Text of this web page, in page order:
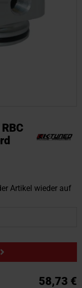
Artikel wieder auf
58,73 €